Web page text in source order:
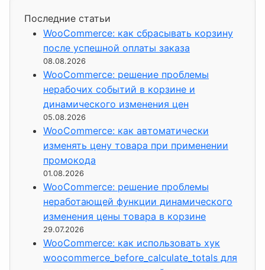
Последние статьи
WooCommerce: как сбрасывать корзину
после успешной оплаты заказа
08.08.2026
WooCommerce: решение проблемы
нерабочих событий в корзине и
динамического изменения цен
05.08.2026
WooCommerce: как автоматически
изменять цену товара при применении
промокода
01.08.2026
WooCommerce: решение проблемы
неработающей функции динамического
изменения цены товара в корзине
29.07.2026
WooCommerce: как использовать хук
woocommerce_before_calculate_totals для